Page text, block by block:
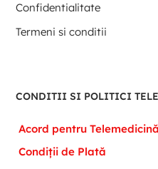
Confidentialitate
Termeni si conditii
CONDITII SI POLITICI
Acord pentru Telemedicină
Condiții de Plată